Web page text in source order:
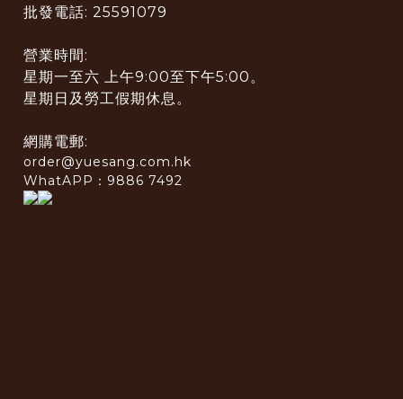
批發電話: 25591079
營業時間:
星期一至六 上午9:00至下午5:00。
星期日及勞工假期休息。
網購電郵:
order@yuesang.com.hk
WhatAPP：9886 7492